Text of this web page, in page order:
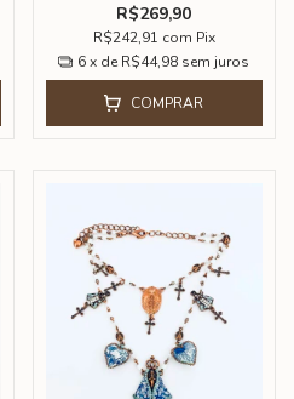
R$269,90
R$242,91 com Pix
6 x de R$44,98 sem juros
COMPRAR